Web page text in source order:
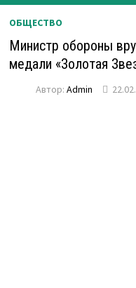
ОБЩЕСТВО
Министр обороны
медали «Золотая
Автор: Admin